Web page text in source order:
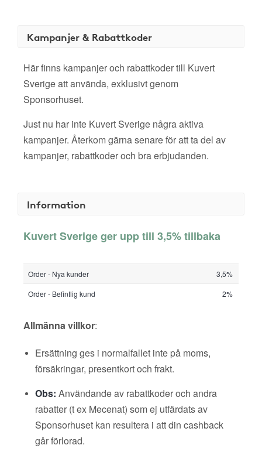
Kampanjer & Rabattkoder
Här finns kampanjer och rabattkoder till Kuvert
Sverige att använda, exklusivt genom
Sponsorhuset.
Just nu har inte Kuvert Sverige några aktiva
kampanjer. Återkom gärna senare för att ta del av
kampanjer, rabattkoder och bra erbjudanden.
Information
Kuvert Sverige ger upp till 3,5% tillbaka
Order - Nya kunder
3,5%
Order - Befintlig kund
2%
Allmänna villkor:
Ersättning ges i normalfallet inte på moms,
försäkringar, presentkort och frakt.
Obs: Användande av rabattkoder och andra
rabatter (t ex Mecenat) som ej utfärdats av
Sponsorhuset kan resultera i att din cashback
går förlorad.